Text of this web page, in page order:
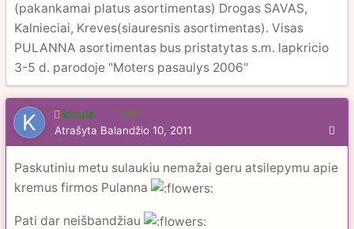
(pakankamai platus asortimentas) Drogas SAVAS,
Kalnieciai, Kreves(siauresnis asortimentas). Visas
PULANNA asortimentas bus pristatytas s.m. lapkricio
3-5 d. parodoje "Moters pasaulys 2006"
kicule 104
Atrašyta Balandžio 10, 2011
Paskutiniu metu sulaukiu nemažai geru atsilepymu apie
kremus firmos Pulanna
Pati dar neišbandžiau